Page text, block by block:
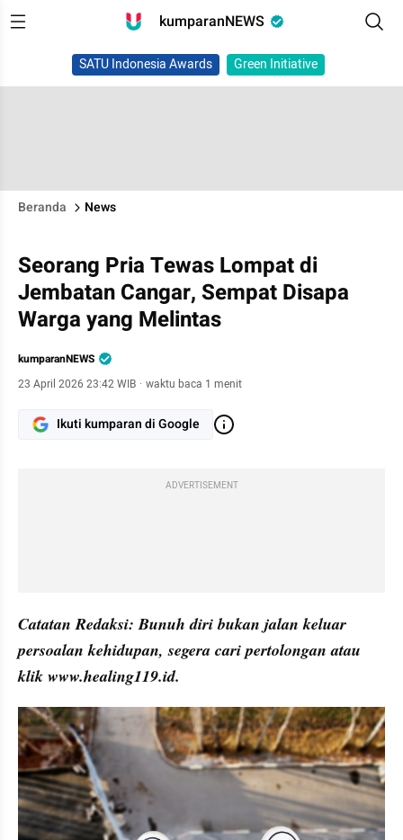
kumparanNEWS
SATU Indonesia Awards Green Initiative
Beranda News
Seorang Pria Tewas Lompat di
Jembatan Cangar, Sempat Disapa
Warga yang Melintas
kumparanNEWS
23 April 2026 23:42 WIB · waktu baca 1 menit
Ikuti kumparan di Google
ADVERTISEMENT
Catatan Redaksi: Bunuh diri bukan jalan keluar
persoalan kehidupan, segera cari pertolongan atau
klik www.healing119.id.